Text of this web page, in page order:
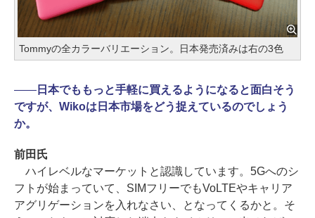
Tommyの全カラーバリエーション。日本発売済みは右の3色
――日本でももっと手軽に買えるようになると面白そう
ですが、Wikoは日本市場をどう捉えているのでしょう
か。
前田氏
ハイレベルなマーケットと認識しています。5Gへのシ
フトが始まっていて、SIMフリーでもVoLTEやキャリア
アグリゲーションを入れなさい、となってくるかと。そ